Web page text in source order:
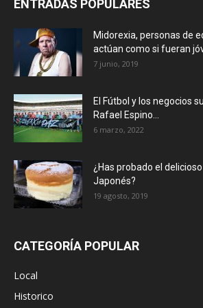
ENTRADAS POPULARES
Midorexia, personas de
actúan como si fueran
7 junio, 2019
El Fútbol y los negocios
Rafael Espino...
6 marzo, 2022
¿Has probado el
Japonés?
19 agosto, 2019
CATEGORÍA POPULAR
Local
Historico